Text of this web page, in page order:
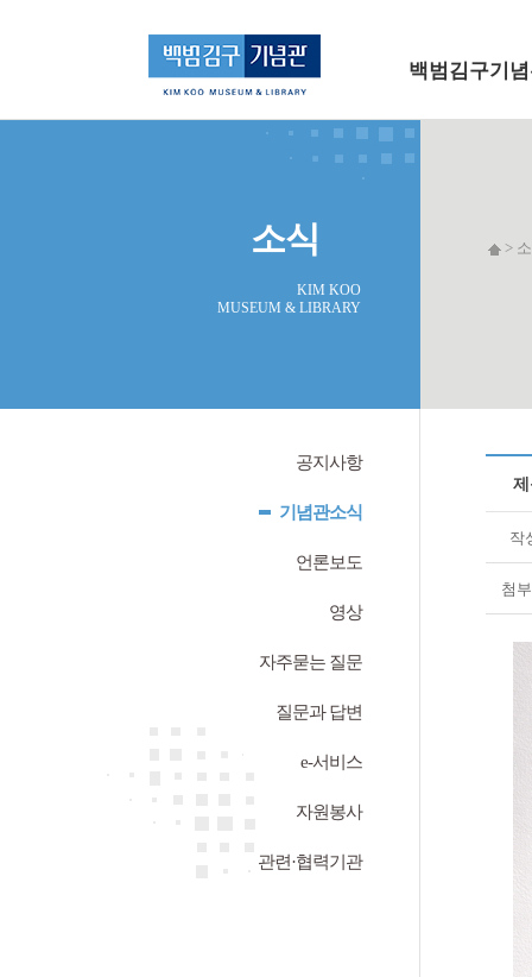
백범김구기
소식
KIM KOO
MUSEUM & LIBRARY
>
공지사항
기념관소식
언론보도
영상
자주묻는 질문
질문과 답변
e-서비스
자원봉사
관련·협력기관
작
첨